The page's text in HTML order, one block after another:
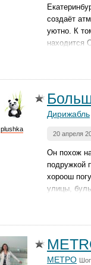
создаёт
уютно. К
находится
plushka
Дирижабль
20 апреля
Он похож
подружкой
хороош
улицы,
МЕТРО